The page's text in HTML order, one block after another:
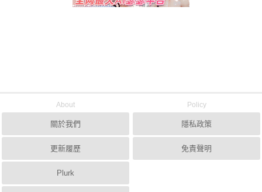
About
關於我們
更新履歷
Plurk
Policy
隱私政策
免責聲明